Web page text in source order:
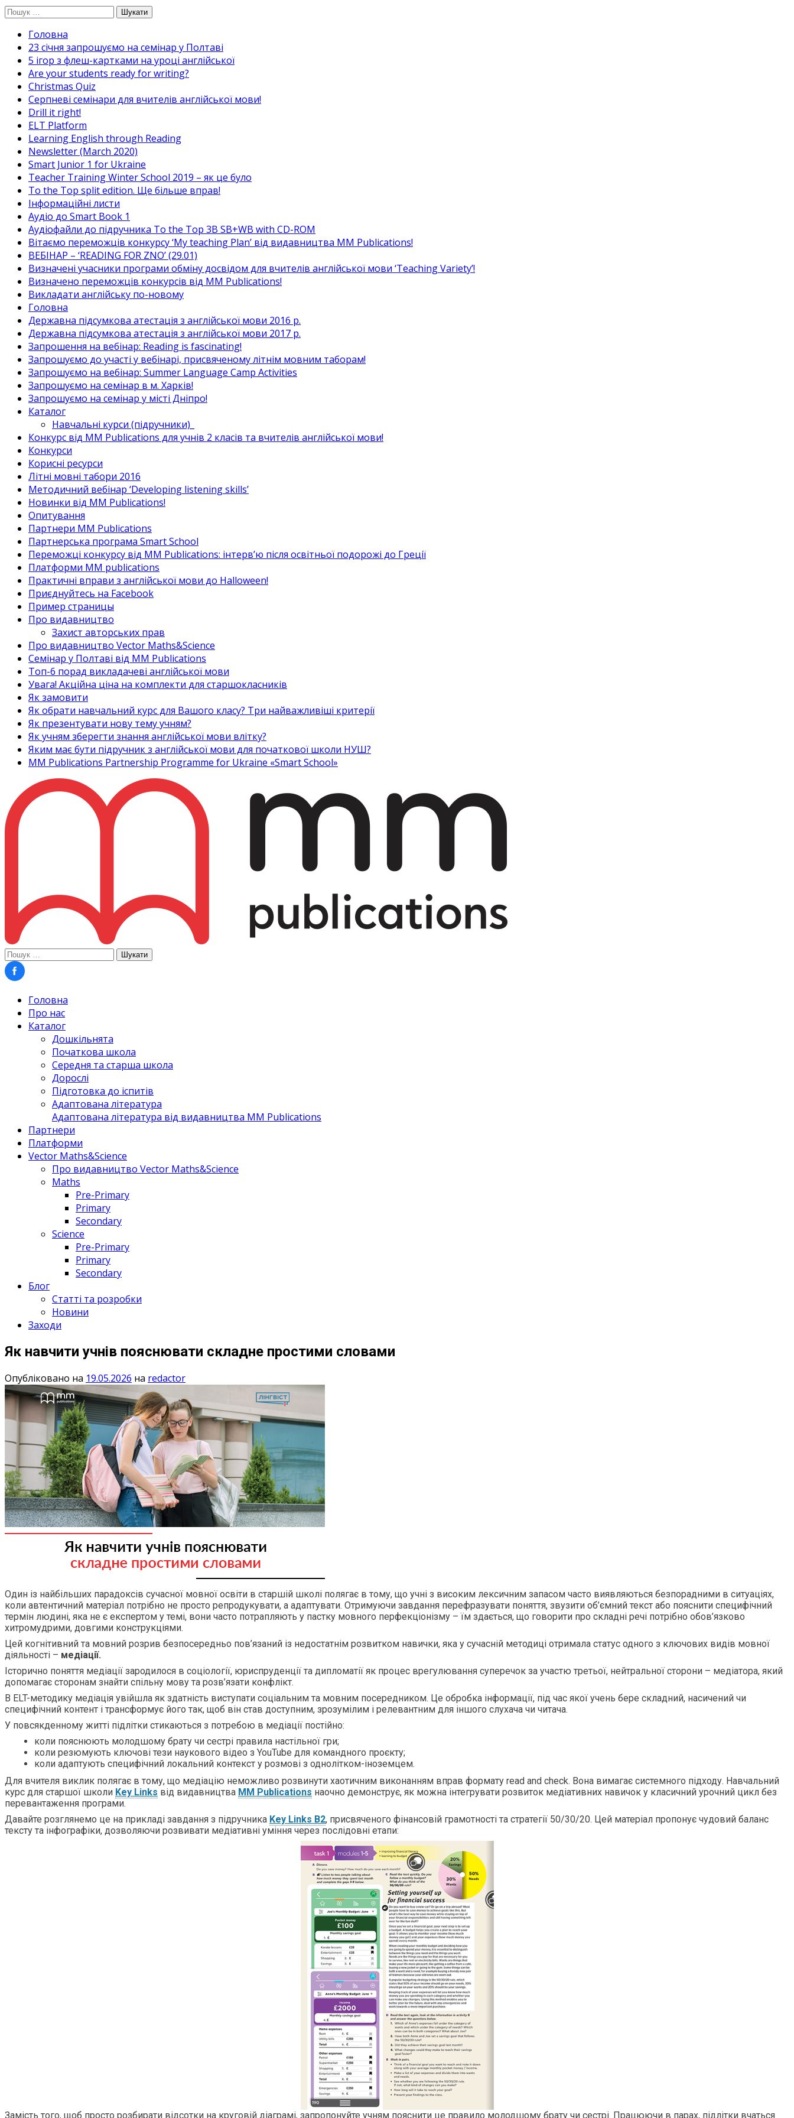
Перейти
вмісту
Пошук:
Головна
23 січня запрошуємо на семінар у Полтаві
5 ігор з флеш-картками на уроці англійської
Are your students ready for writing?
Christmas Quiz
Cерпневі семінари для вчителів англійської мови!
Drill it right!
ELT Platform
Learning English through Reading
Newsletter (March 2020)
Smart Junior 1 for Ukraine
Teacher Training Winter School 2019 – як це було
To the Top split edition. Ще більше вправ!
Інформаційні листи
Аудіо до Smart Book 1
Аудіофайли до підручника To the Top 3B SB+WB with CD-ROM
Вітаємо переможців конкурсу ‘My teaching Plan’ від видавництва MM Publications!
ВЕБІНАР – ‘READING FOR ZNO’ (29.01)
Визначені учасники програми обміну досвідом для вчителів англійської мови ‘Teaching Variety’!
Визначено переможців конкурсів від MM Publications!
Викладати англійську по-новому
Головна
Державна підсумкова атестація з англійської мови 2016 р.
Державна підсумкова атестація з англійської мови 2017 р.
Запрошення на вебінар: Reading is fascinating!
Запрошуємо до участі у вебінарі, присвяченому літнім мовним таборам!
Запрошуємо на вебінар: Summer Language Camp Activities
Запрошуємо на семінар в м. Харків!
Запрошуємо на семінар у місті Дніпро!
Каталог
Навчальні курси (підручники)_
Конкурс від MM Publications для учнів 2 класів та вчителів англійської мови!
Конкурси
Корисні ресурси
Літні мовні табори 2016
Методичний вебінар ‘Developing listening skills’
Новинки від MM Publications!
Опитування
Партнери MM Publications
Партнерська програма Smart School
Переможці конкурсу від MM Publications: інтерв’ю після освітньої подорожі до Греції
Платформи MM publications
Практичні вправи з англійської мови до Halloween!
Приєднуйтесь на Facebook
Пример страницы
Про видавництво
Захист авторських прав
Про видавництво Vector Maths&Science
Семінар у Полтаві від MM Publications
Топ-6 порад викладачеві англійської мови
Увага! Акційна ціна на комплекти для старшокласників
Як замовити
Як обрати навчальний курс для Вашого класу? Три найважливіші критерії
Як презентувати нову тему учням?
Як учням зберегти знання англійської мови влітку?
Яким має бути підручник з англійської мови для початкової школи НУШ?
MM Publications Partnership Programme for Ukraine «Smart School»
Пошук:
Головна
Про нас
Каталог
Дошкільнята
Початкова школа
Середня та старша школа
Дорослі
Підготовка до іспитів
Адаптована література
Адаптована література від видавництва MM Publications
Партнери
Платформи
Vector Maths&Science
Про видавництво Vector Maths&Science
Maths
Pre-Primary
Primary
Secondary
Science
Pre-Primary
Primary
Secondary
Блог
Статті та розробки
Новини
Заходи
Як навчити учнів пояснювати складне простими словами
Опубліковано на 19.05.2026 на redactor
Один із найбільших парадоксів сучасної мовної освіти в старшій школі полягає в тому, що учні з високим лексичним запасом часто виявляються безпорадними в ситуаціях,
коли автентичний матеріал потрібно не просто репродукувати, а адаптувати. Отримуючи завдання перефразувати поняття, звузити об’ємний текст або пояснити специфічний
термін людині, яка не є експертом у темі, вони часто потрапляють у пастку мовного перфекціонізму – їм здається, що говорити про складні речі потрібно обов’язково
хитромудрими, довгими конструкціями.
Цей когнітивний та мовний розрив безпосередньо пов’язаний із недостатнім розвитком навички, яка у сучасній методиці отримала статус одного з ключових видів мовної
діяльності – медіації.
Історично поняття медіації зародилося в соціології, юриспруденції та дипломатії як процес врегулювання суперечок за участю третьої, нейтральної сторони – медіатора, який
допомагає сторонам знайти спільну мову та розв’язати конфлікт.
В ELT-методику медіація увійшла як здатність виступати соціальним та мовним посередником. Це обробка інформації, під час якої учень бере складний, насичений чи
специфічний контент і трансформує його так, щоб він став доступним, зрозумілим і релевантним для іншого слухача чи читача.
У повсякденному житті підлітки стикаються з потребою в медіації постійно:
коли пояснюють молодшому брату чи сестрі правила настільної гри;
коли резюмують ключові тези наукового відео з YouTube для командного проєкту;
коли адаптують специфічний локальний контекст у розмові з однолітком-іноземцем.
Для вчителя виклик полягає в тому, що медіацію неможливо розвинути хаотичним виконанням вправ формату read and check. Вона вимагає системного підходу. Навчальний
курс для старшої школи Key Links від видавництва MM Publications наочно демонструє, як можна інтегрувати розвиток медіативних навичок у класичний урочний цикл без
перевантаження програми.
Давайте розглянемо це на прикладі завдання з підручника Key Links B2, присвяченого фінансовій грамотності та стратегії 50/30/20. Цей матеріал пропонує чудовий баланс
тексту та інфографіки, дозволяючи розвивати медіативні уміння через послідовні етапи:
Замість того, щоб просто розбирати відсотки на круговій діаграмі, запропонуйте учням пояснити це правило молодшому брату чи сестрі. Працюючи в парах, підлітки вчаться